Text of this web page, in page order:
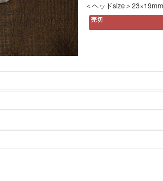
＜ヘッドsize＞
売切
いる以外の長さのチェーンや、ペンダントヘッド
問い合わせください。
ているため、使っていくうちに風合いが変わって
つひとつの色、模様の違い、多少のキズはご了承く
る部分）をチタンに変更できるものもあります。
くために】
は、ご使用にならないときは密閉できる袋（ジッ
化による変色の進行を防ぐことができます。
きる袋に入れてお届けします。
ぐにご確認ください。
８日以内とさせていただきます。返品、交換の際